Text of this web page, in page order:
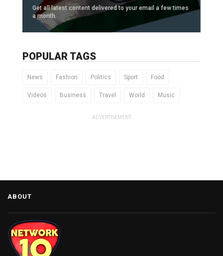
Get all latest content delivered to your email a few times
a month.
POPULAR TAGS
News Fashion Politics Sport Food
Videos Business Travel World Music
ADVERTISEMENT
ABOUT